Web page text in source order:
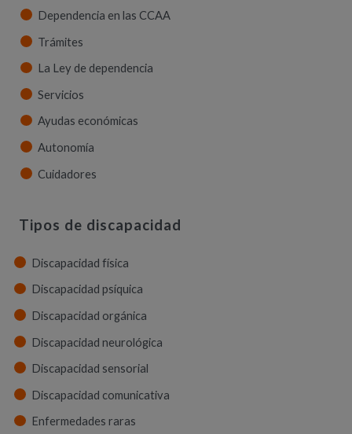
Dependencia en las CCAA
Trámites
La Ley de dependencia
Servicios
Ayudas económicas
Autonomía
Cuidadores
Tipos de discapacidad
Discapacidad física
Discapacidad psíquica
Discapacidad orgánica
Discapacidad neurológica
Discapacidad sensorial
Discapacidad comunicativa
Enfermedades raras